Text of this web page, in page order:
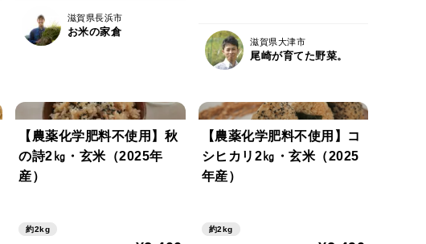
滋賀県長浜市
お米の家倉
滋賀県大津市
尾崎が育てた野菜。
【農薬化学肥料不使用】秋
の詩2㎏・玄米（2025年
産）
約2kg
【農薬化学肥料不使用】コ
シヒカリ2㎏・玄米（2025
年産）
約2kg